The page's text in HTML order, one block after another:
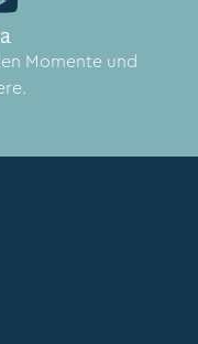
Momente und